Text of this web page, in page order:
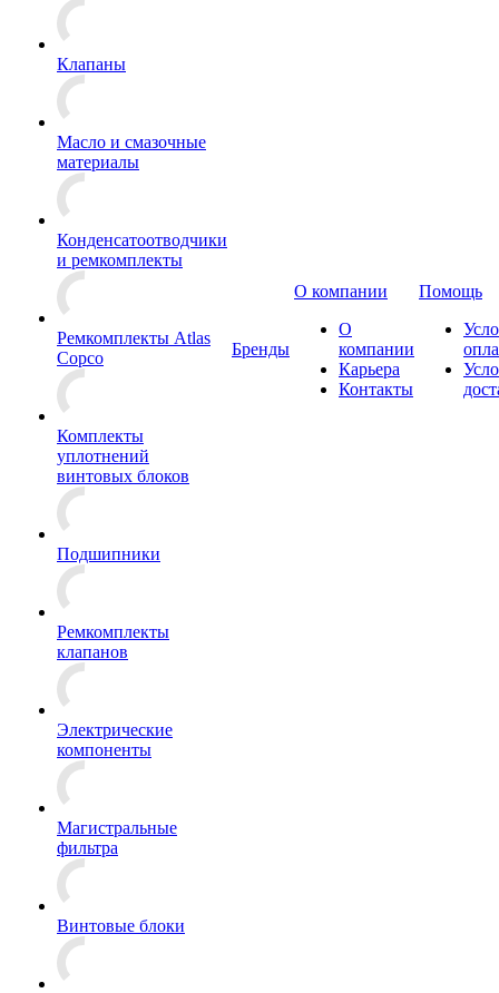
Клапаны
Масло и смазочные
материалы
Конденсатоотводчики
и ремкомплекты
Ремкомплекты Atlas
Copco
Комплекты
уплотнений
винтовых блоков
Подшипники
Ремкомплекты
клапанов
Электрические
компоненты
Магистральные
фильтра
Винтовые блоки
Бренды
О компании
О
компании
Карьера
Контакты
Помощь